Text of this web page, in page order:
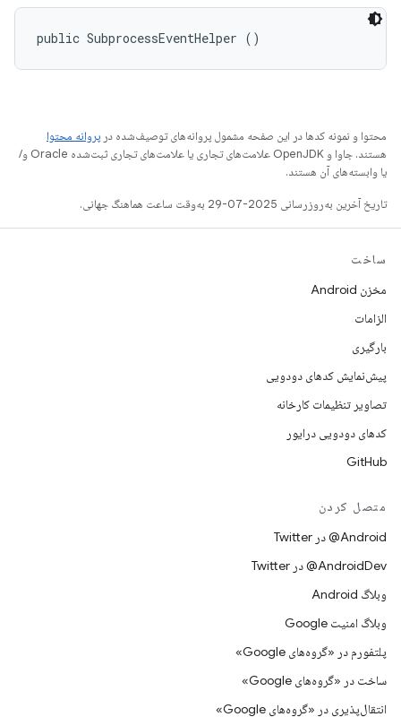
public SubprocessEventHelper ()
محتوا و نمونه کدها در این صفحه مشمول پروانه‌های توصیف‌شده در پروانه محتوا
هستند. جاوا و OpenJDK علامت‌های تجاری یا علامت‌های تجاری ثبت‌شده Oracle و/
یا وابسته‌های آن هستند.
تاریخ آخرین به‌روزرسانی 2025-07-29 به‌وقت ساعت هماهنگ جهانی.
ساخت
مخزن Android
الزامات
بارگیری
پیش‌نمایش کدهای دودویی
تصاویر تنظیمات کارخانه
کدهای دودویی درایور
GitHub
متصل کردن
Android@ در Twitter
AndroidDev@ در Twitter
وبلاگ Android
وبلاگ امنیت Google
پلتفورم در «گروه‌های Google»
ساخت در «گروه‌های Google»
انتقال‌پذیری در «گروه‌های Google»